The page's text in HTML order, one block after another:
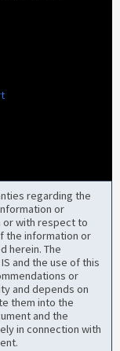
regarding the
or
or with respect to
the information or
herein. The
and the use of this
or
and depends on
them into the
and the
in connection with